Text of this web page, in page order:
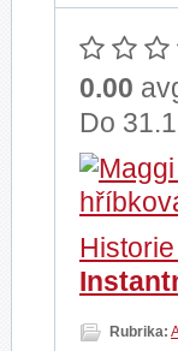
0.00
Do
Rubrika: